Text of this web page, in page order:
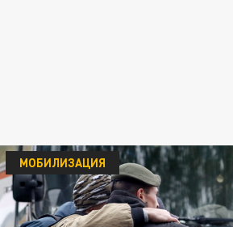
МОБИЛИЗАЦИЯ